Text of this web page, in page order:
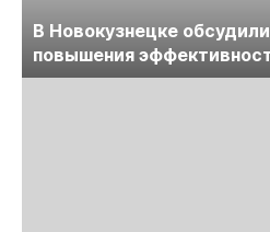
В Новокузнецке
повышения
предприятий